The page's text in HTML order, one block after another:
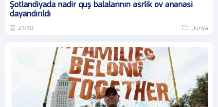
Şotlandiyada nadir quş balalarının əsrlik ov ənənəsi
dayandırıldı
23:30 Dünya